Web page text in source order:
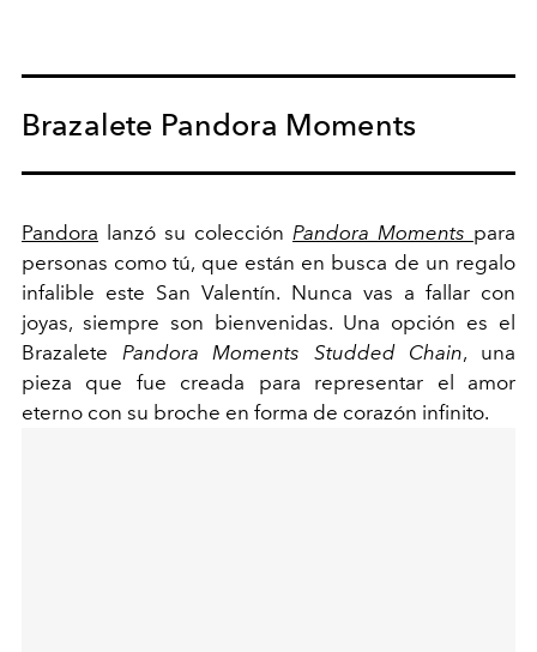
Brazalete Pandora Moments
Pandora lanzó su colección Pandora Moments para
personas como tú, que están en busca de un regalo
infalible este San Valentín. Nunca vas a fallar con
joyas, siempre son bienvenidas. Una opción es el
Brazalete Pandora Moments Studded Chain, una
pieza que fue creada para representar el amor
eterno con su broche en forma de corazón infinito.